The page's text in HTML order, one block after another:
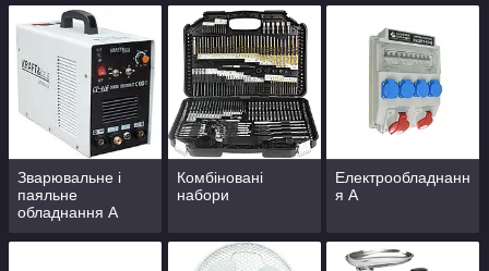
Зварювальне і
паяльне
обладнання А
Комбіновані
набори
Електрообладнанн
я А